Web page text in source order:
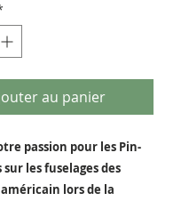
au panier
passion pour les Pin-
les fuselages des
américain lors de la